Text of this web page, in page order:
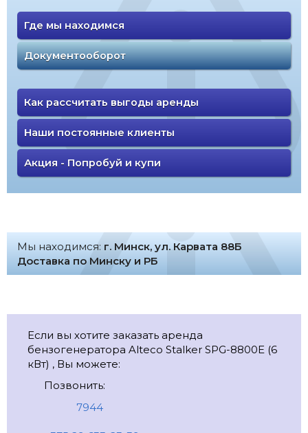
Где мы находимся
Документооборот
Как рассчитать выгоды аренды
Наши постоянные клиенты
Акция - Попробуй и купи
Мы находимся: г. Минск, ул. Карвата 88Б
Доставка по Минску и РБ
Если вы хотите заказать аренда
бензогенератора Alteco Stalker SPG-8800E (6
кВт) , Вы можете:
Позвонить:
7944